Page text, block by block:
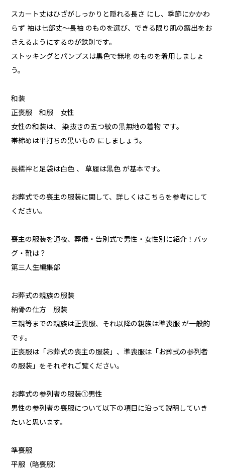
スカート丈はひざがしっかりと隠れる長さ にし、季節にかかわ
らず 袖は七部丈〜長袖 のものを選び、できる限り肌の露出をお
さえるようにするのが鉄則です。
ストッキングとパンプスは黒色で無地 のものを着用しましょ
う。
和装
正喪服 和服 女性
女性の和装は、 染抜きの五つ紋の黒無地の着物 です。
帯締めは平打ちの黒いもの にしましょう。
長襦袢と足袋は白色 、 草履は黒色 が基本です。
お葬式での喪主の服装に関して、詳しくはこちらを参考にして
ください。
喪主の服装を通夜、葬儀・告別式で男性・女性別に紹介！バッ
グ・靴は？
第三人生編集部
お葬式の親族の服装
納骨の仕方 服装
三親等までの親族は正喪服、それ以降の親族は準喪服 が一般的
です。
正喪服は「お葬式の喪主の服装」、準喪服は「お葬式の参列者
の服装」をそれぞれご覧ください。
お葬式の参列者の服装①男性
男性の参列者の喪服について以下の項目に沿って説明していき
たいと思います。
準喪服
平服（略喪服）